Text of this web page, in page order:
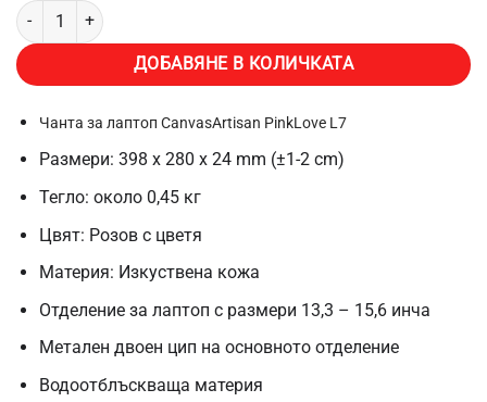
количество за Чанта за лаптоп CanvasArtisan PinkLove L7, За
ДОБАВЯНЕ В КОЛИЧКАТА
Чанта за лаптоп CanvasArtisan PinkLove L7
Размери: 398 x 280 x 24 mm (±1-2 cm)
Тегло: около 0,45 кг
Цвят: Розов с цветя
Материя: Изкуствена кожа
Отделение за лаптоп с размери 13,3 – 15,6 инча
Метален двоен цип на основното отделение
Водоотблъскваща материя